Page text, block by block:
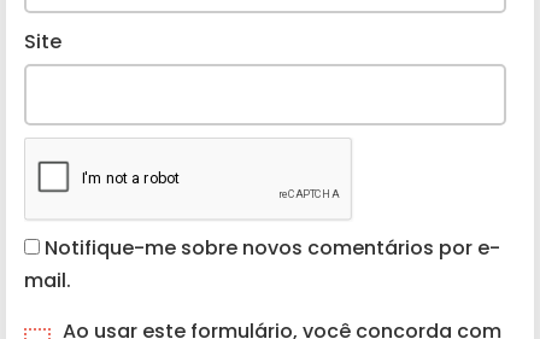
Site
Notifique-me sobre novos comentários por e-
mail.
Ao usar este formulário, você concorda com